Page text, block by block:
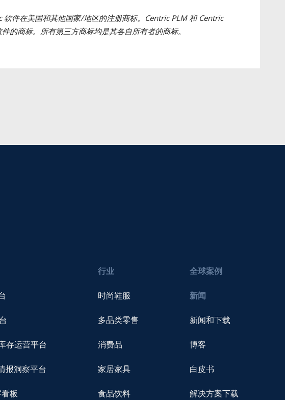
软件在美国和其他国家/地区的注册商标。Centric PLM 和 Centric
的商标。所有第三方商标均是其各自所有者的商标。
存运营平台
报洞察平台
板
行业
时尚鞋服
多品类零售
消费品
家居家具
食品饮料
全球案例
新闻
新闻和下载
博客
白皮书
解决方案下载